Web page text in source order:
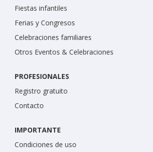
Fiestas infantiles
Ferias y Congresos
Celebraciones familiares
Otros Eventos & Celebraciones
PROFESIONALES
Registro gratuito
Contacto
IMPORTANTE
Condiciones de uso